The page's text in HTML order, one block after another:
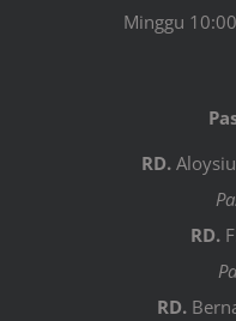
Minggu
RD.
RD.
RD.